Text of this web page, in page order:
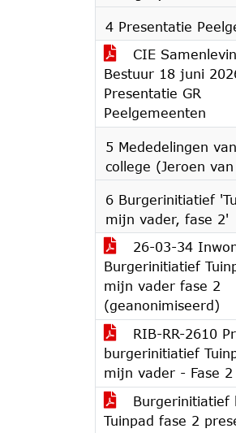
4 Presentatie
CIE
Bestuur 18 juni
Presentatie GR
Peelgemeenten
5 Mededelingen
college (Jeroen
6 Burgerinitiatief
mijn vader, fase 2'
26-03-34
Burgerinitiatief
mijn vader fase 2
(geanonimiseerd)
RIB-RR-2610
burgerinitiatief
mijn vader - Fase 2
Burgerinitiatief
Tuinpad fase 2